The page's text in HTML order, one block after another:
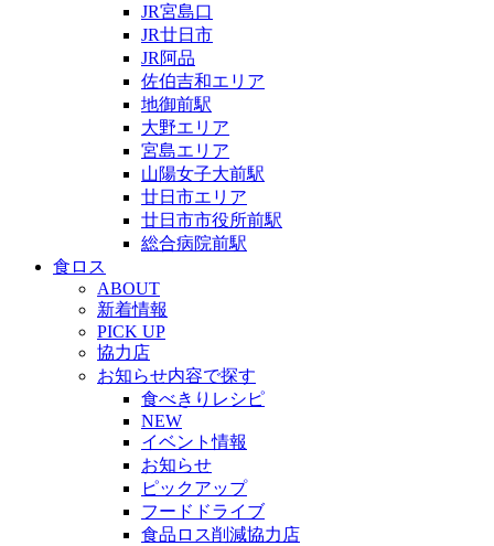
JR宮島口
JR廿日市
JR阿品
佐伯吉和エリア
地御前駅
大野エリア
宮島エリア
山陽女子大前駅
廿日市エリア
廿日市市役所前駅
総合病院前駅
食ロス
ABOUT
新着情報
PICK UP
協力店
お知らせ内容で探す
食べきりレシピ
NEW
イベント情報
お知らせ
ピックアップ
フードドライブ
食品ロス削減協力店